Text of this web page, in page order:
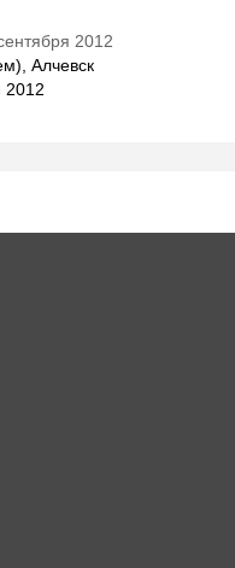
2012
Алчевск
2012